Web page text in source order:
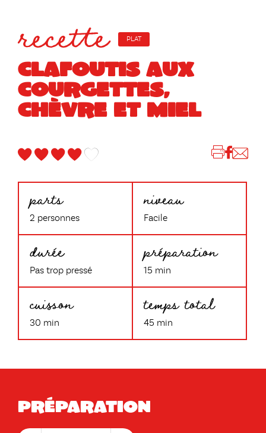
recette PLAT
CLAFOUTIS AUX
COURGETTES,
CHÈVRE ET MIEL
parts
2 personnes
niveau
Facile
durée
Pas trop pressé
préparation
15 min
cuisson
30 min
temps total
45 min
Préparation